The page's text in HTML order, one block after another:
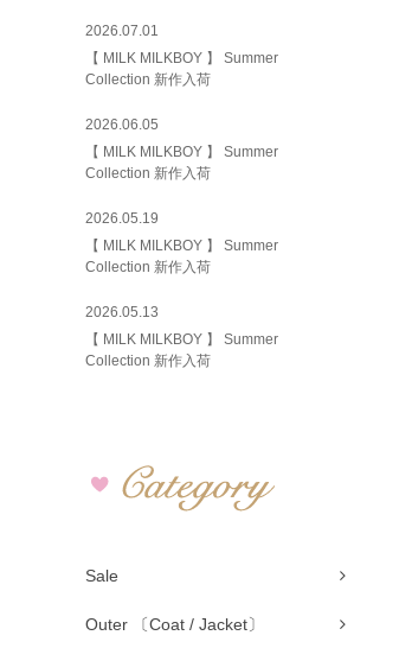
2026.07.01
【 MILK MILKBOY 】 Summer
Collection 新作入荷
2026.06.05
【 MILK MILKBOY 】 Summer
Collection 新作入荷
2026.05.19
【 MILK MILKBOY 】 Summer
Collection 新作入荷
2026.05.13
【 MILK MILKBOY 】 Summer
Collection 新作入荷
Sale
Outer 〔Coat / Jacket〕